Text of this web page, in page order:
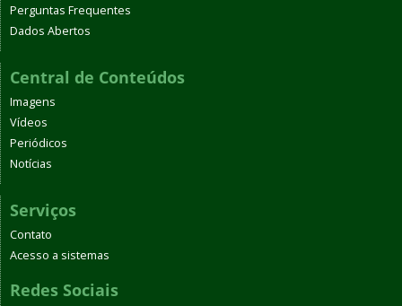
Perguntas Frequentes
Dados Abertos
Central de Conteúdos
Imagens
Vídeos
Periódicos
Notícias
Serviços
Contato
Acesso a sistemas
Redes Sociais